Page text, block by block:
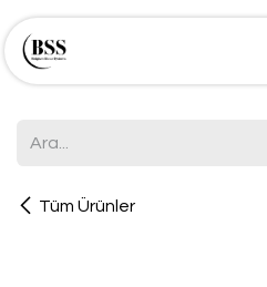
İçereği Atla
Tüm Ürünler